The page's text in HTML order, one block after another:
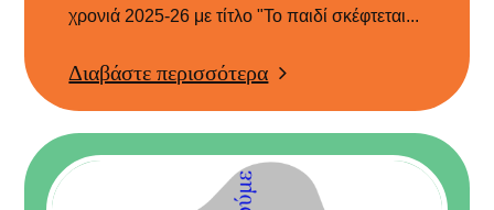
χρονιά 2025-26 με τίτλο "Το παιδί σκέφτεται...
Διαβάστε περισσότερα